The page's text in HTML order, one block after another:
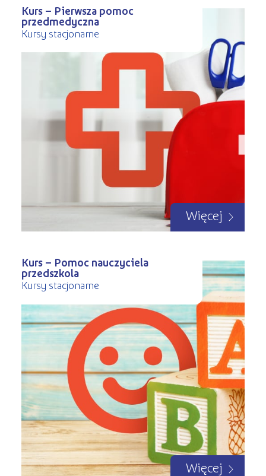
Kurs – Pierwsza pomoc
przedmedyczna
Kursy stacjonarne
Więcej
Kurs – Pomoc nauczyciela
przedszkola
Kursy stacjonarne
Więcej